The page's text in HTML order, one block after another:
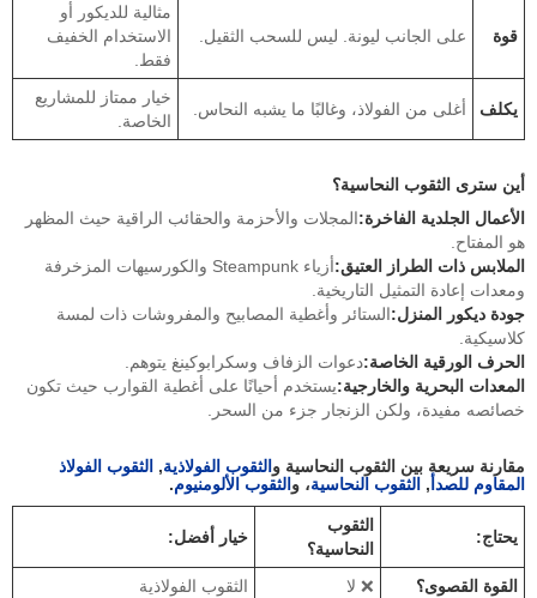
قوة على الجانب ليونة. ليس للسحب الثقيل.
مثالية للديكور أو
الاستخدام الخفيف
فقط.
يكلف أغلى من الفولاذ، وغالبًا ما يشبه النحاس.
خيار ممتاز للمشاريع
الخاصة.
أين سترى الثقوب النحاسية؟
الأعمال الجلدية الفاخرة:المجلات والأحزمة والحقائب الراقية حيث المظهر
هو المفتاح.
الملابس ذات الطراز العتيق:
أزياء Steampunk والكورسيهات المزخرفة
ومعدات إعادة التمثيل التاريخية.
جودة ديكور المنزل:الستائر وأغطية المصابيح والمفروشات ذات لمسة
كلاسيكية.
الحرف الورقية الخاصة:دعوات الزفاف وسكرابوكينغ يتوهم.
المعدات البحرية والخارجية:يستخدم أحيانًا على أغطية القوارب حيث تكون
خصائصه مفيدة، ولكن الزنجار جزء من السحر.
مقارنة سريعة بين الثقوب النحاسية و الثقوب الفولاذية, الثقوب الفولاذ
المقاوم للصدأ , الثقوب النحاسية، و الثقوب الألومنيوم.
يحتاج:
الثقوب
النحاسية؟
خيار أفضل:
القوة القصوى؟ ❌ لا
الثقوب الفولاذية